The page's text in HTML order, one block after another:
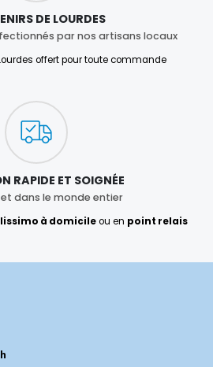
DE LOURDES
par nos artisans locaux
offert pour toute commande
RAPIDE ET SOIGNÉE
et dans le monde entier
à domicileou en point relais